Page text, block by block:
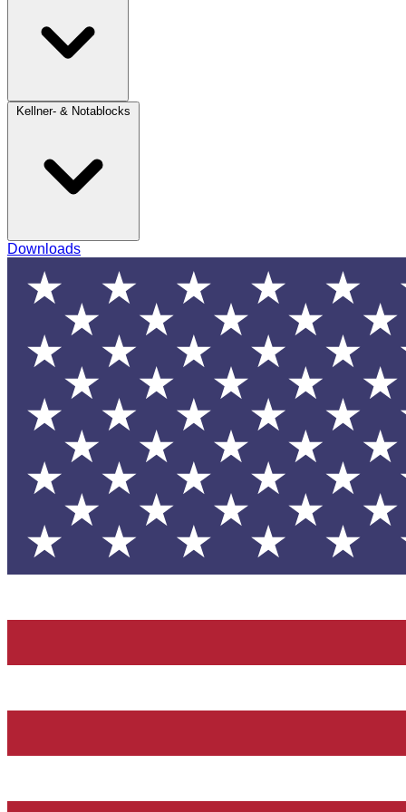
Kellner- & Notablocks
Downloads